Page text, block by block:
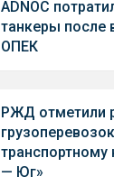
ADNOC
танкеры после
ОПЕК
РЖД отметили
транспортному
— Юг»